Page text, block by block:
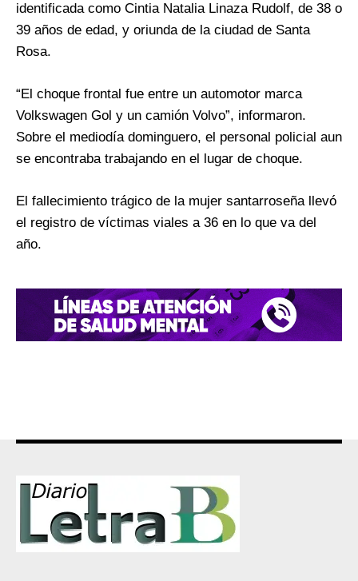
identificada como Cintia Natalia Linaza Rudolf, de 38 o
39 años de edad, y oriunda de la ciudad de Santa
Rosa.
“El choque frontal fue entre un automotor marca
Volkswagen Gol y un camión Volvo”, informaron.
Sobre el mediodía dominguero, el personal policial aun
se encontraba trabajando en el lugar de choque.
El fallecimiento trágico de la mujer santarroseña llevó
el registro de víctimas viales a 36 en lo que va del
año.